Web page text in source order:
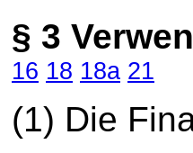
§ 3
16 18 18a 21
(1) Die